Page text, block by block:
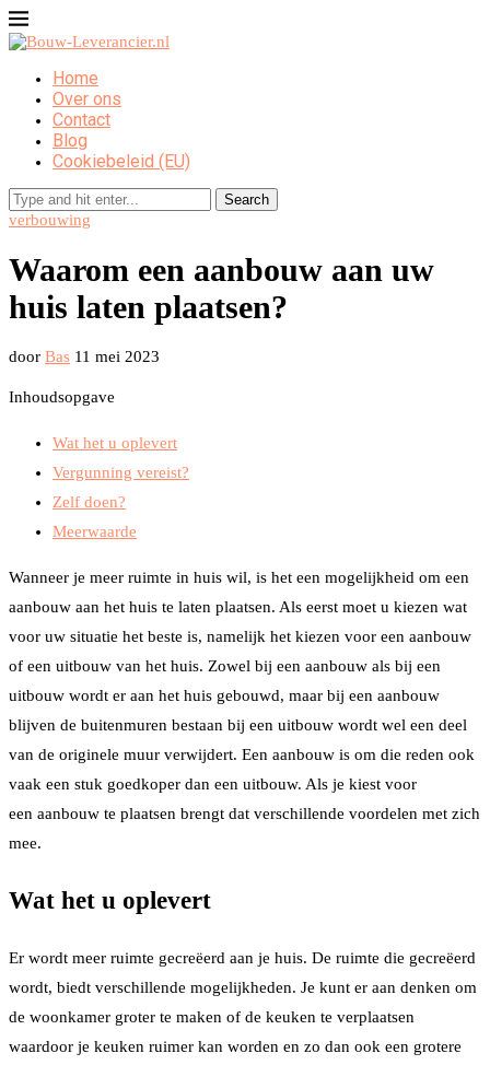
Home
Over ons
Contact
Blog
Cookiebeleid (EU)
Search
verbouwing
Waarom een aanbouw aan uw
huis laten plaatsen?
door Bas 11 mei 2023
Inhoudsopgave
Wat het u oplevert
Vergunning vereist?
Zelf doen?
Meerwaarde
Wanneer je meer ruimte in huis wil, is het een mogelijkheid om een
aanbouw aan het huis te laten plaatsen. Als eerst moet u kiezen wat
voor uw situatie het beste is, namelijk het kiezen voor een aanbouw
of een uitbouw van het huis. Zowel bij een aanbouw als bij een
uitbouw wordt er aan het huis gebouwd, maar bij een aanbouw
blijven de buitenmuren bestaan bij een uitbouw wordt wel een deel
van de originele muur verwijdert. Een aanbouw is om die reden ook
vaak een stuk goedkoper dan een uitbouw. Als je kiest voor
een aanbouw te plaatsen brengt dat verschillende voordelen met zich
mee.
Wat het u oplevert
Er wordt meer ruimte gecreëerd aan je huis. De ruimte die gecreëerd
wordt, biedt verschillende mogelijkheden. Je kunt er aan denken om
de woonkamer groter te maken of de keuken te verplaatsen
waardoor je keuken ruimer kan worden en zo dan ook een grotere